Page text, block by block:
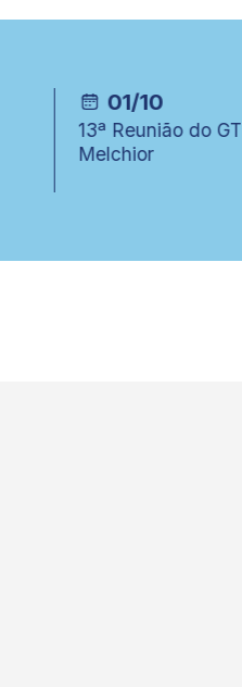
01/10
13ª Reunião do GT
Melchior